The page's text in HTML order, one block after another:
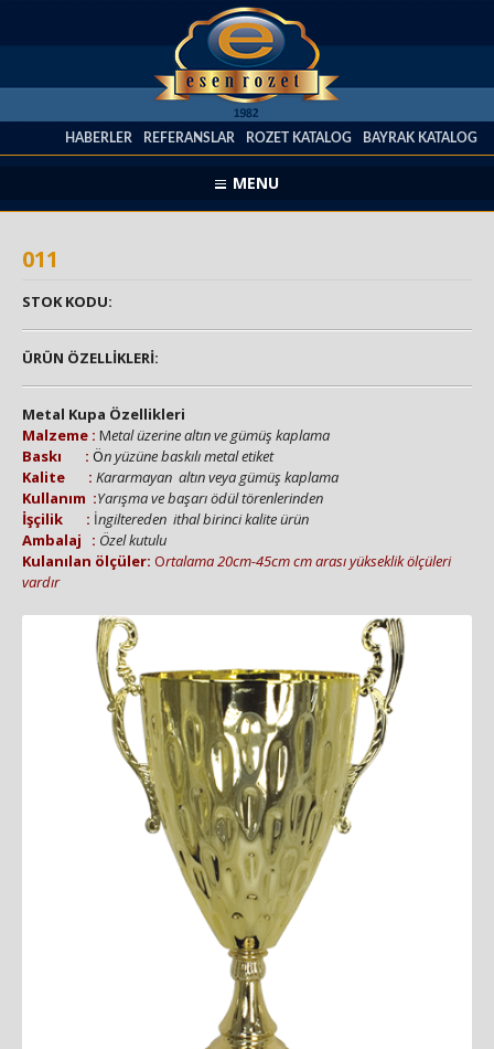
HABERLER REFERANSLAR ROZET KATALOG BAYRAK KATALOG
MENU
011
STOK KODU:
ÜRÜN ÖZELLİKLERİ:
Metal Kupa Özellikleri
Malzeme : Metal üzerine altın ve gümüş kaplama
Baskı : Ön yüzüne baskılı metal etiket
Kalite : Kararmayan altın veya gümüş kaplama
Kullanım :Yarışma ve başarı ödül törenlerinden
İşçilik : İngiltereden ithal birinci kalite ürün
Ambalaj : Özel kutulu
Kulanılan ölçüler: Ortalama 20cm-45cm cm arası yükseklik ölçüleri
vardır